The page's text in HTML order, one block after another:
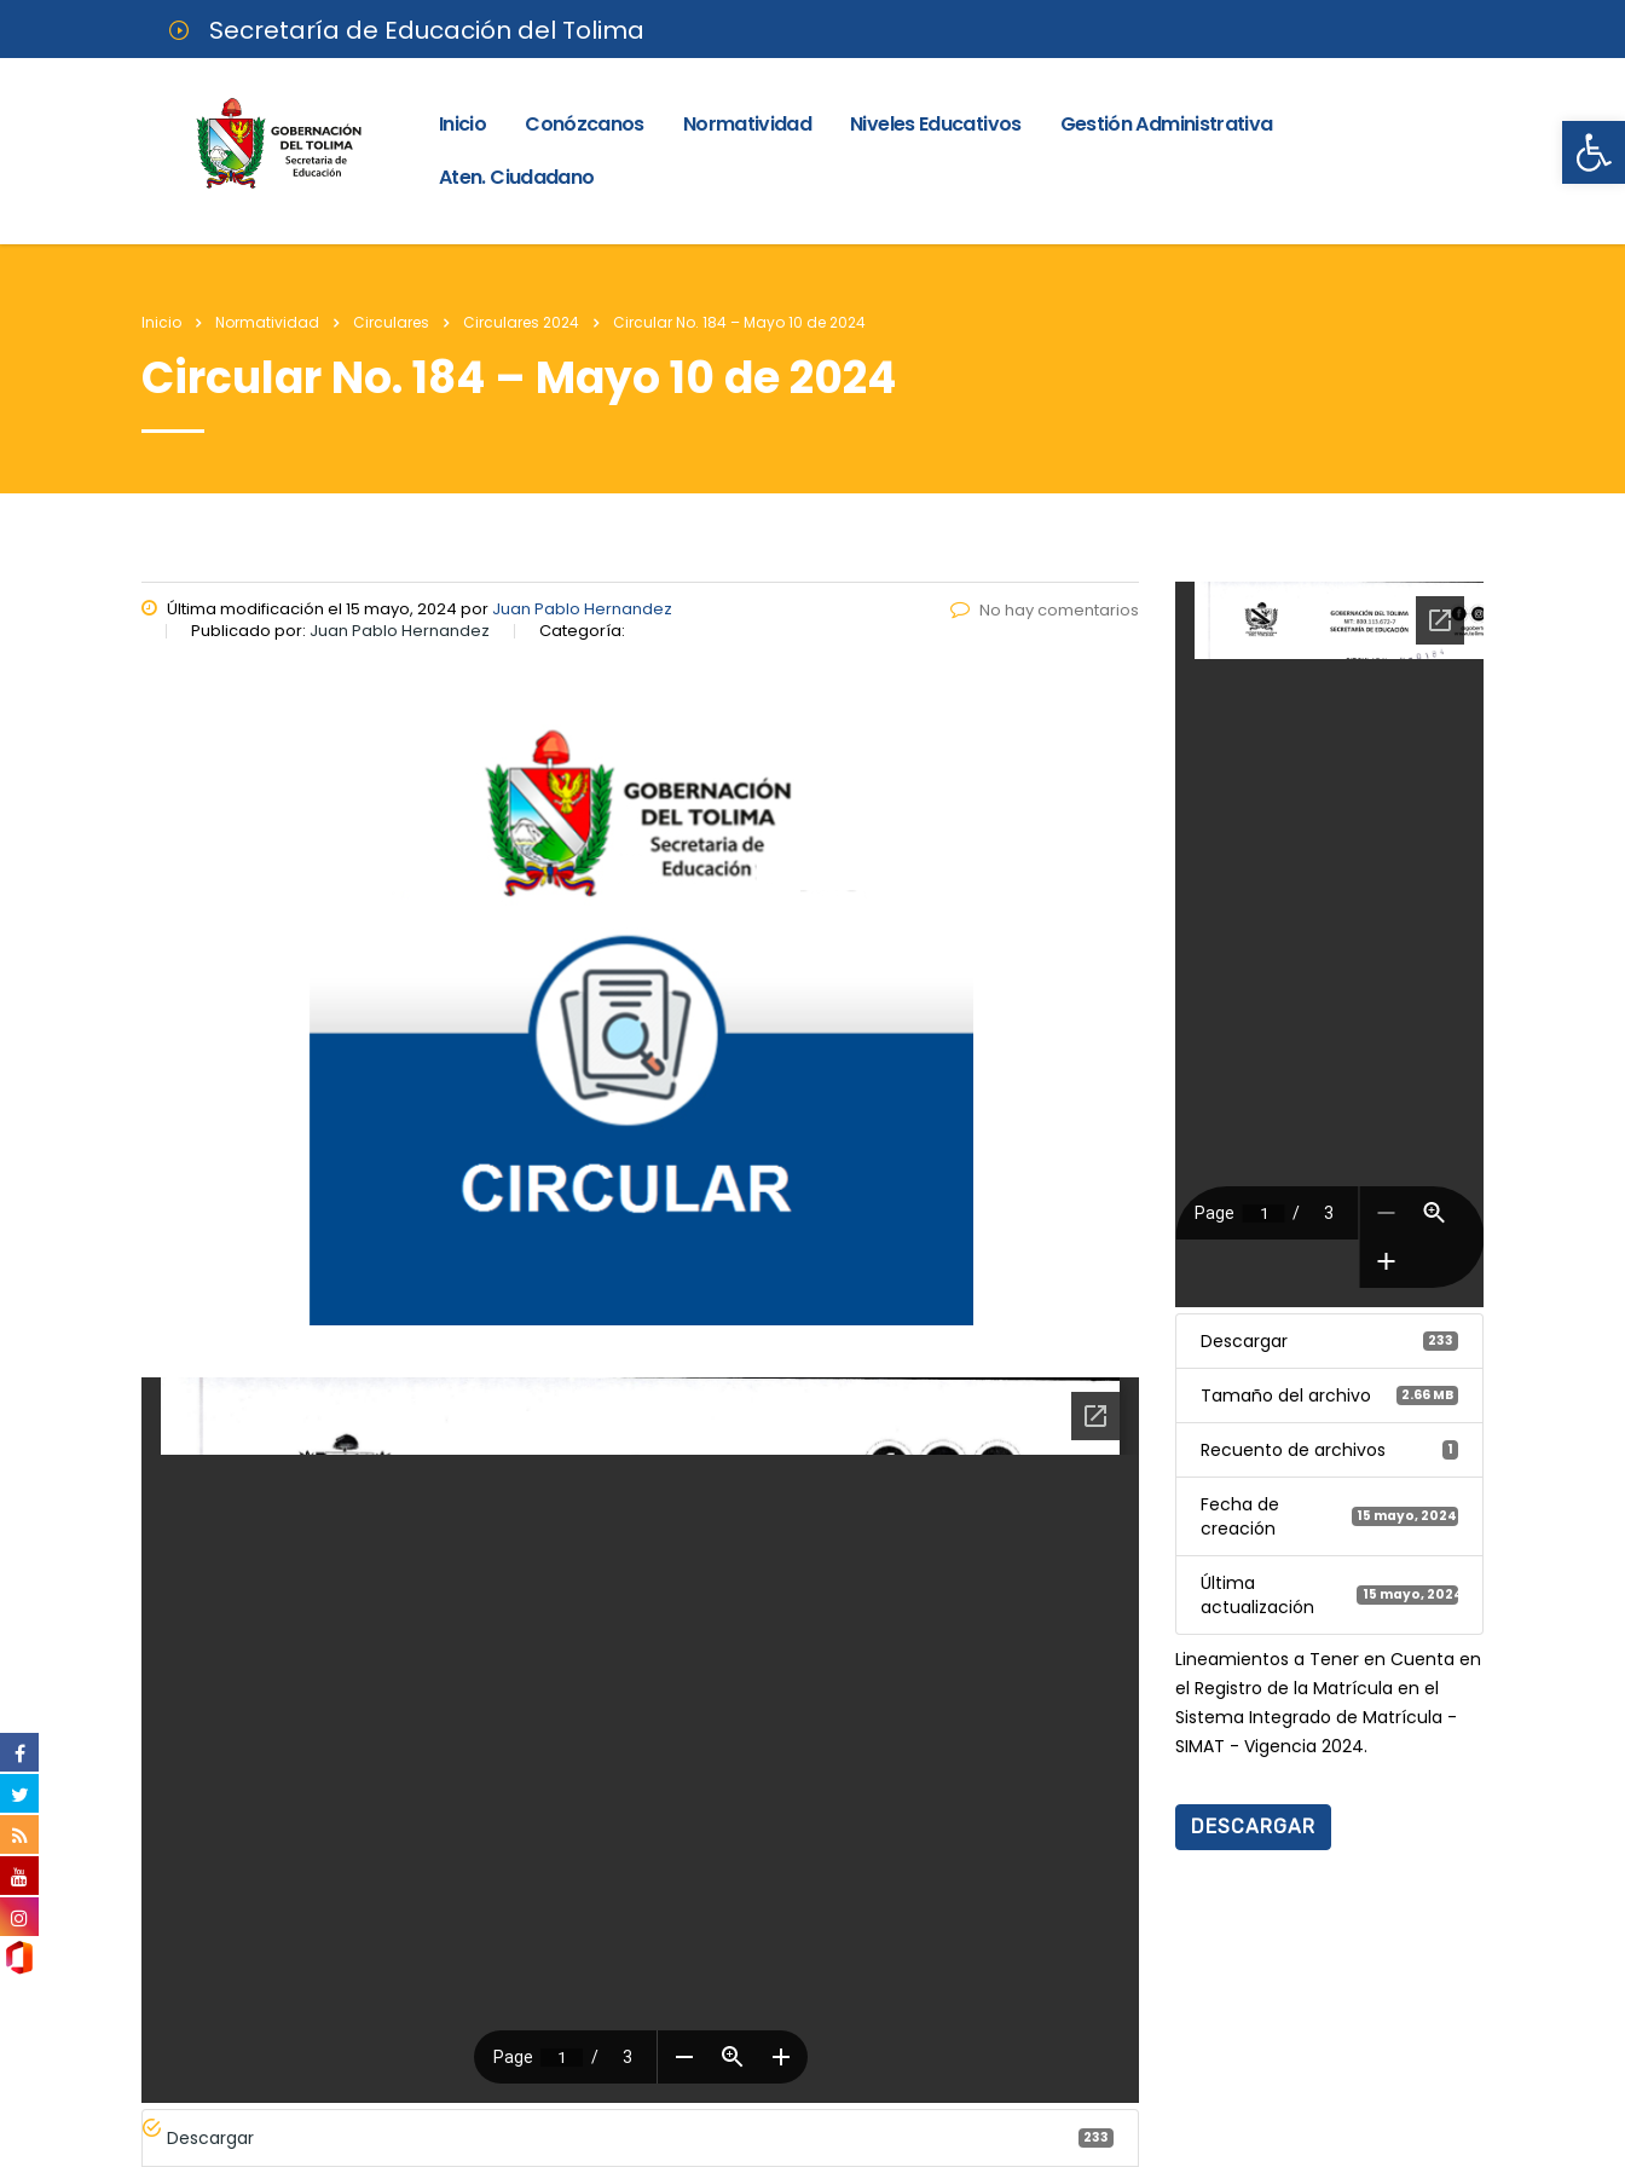
Secretaría de Educación del Tolima
Inicio Conózcanos Normatividad Niveles Educativos
Gestión Administrativa
Aten. Ciudadano
Inicio Normatividad Circulares Circulares 2024 Circular No. 184 – Mayo 10 de 2024
Circular No. 184 – Mayo 10 de 2024
Última modificación el 15 mayo, 2024 por Juan Pablo Hernandez
Publicado por: Juan Pablo Hernandez Categoría:
No hay comentarios
Descargar 233
Descargar 233
Tamaño del archivo 2.66 MB
Recuento de archivos 1
Fecha de
creación
15 mayo, 2024
Última
actualización
15 mayo, 2024
Lineamientos a Tener en Cuenta en
el Registro de la Matrícula en el
Sistema Integrado de Matrícula -
SIMAT - Vigencia 2024.
DESCARGAR